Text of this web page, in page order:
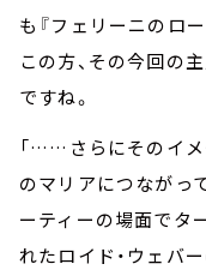
も『フェリーニのロ
この方、その今回の
ですね。
「……さらにそのイ
のマリアにつながっ
ーティーの場面でタ
れたロイド・ウェバ